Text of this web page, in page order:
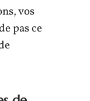
vos
pas ce